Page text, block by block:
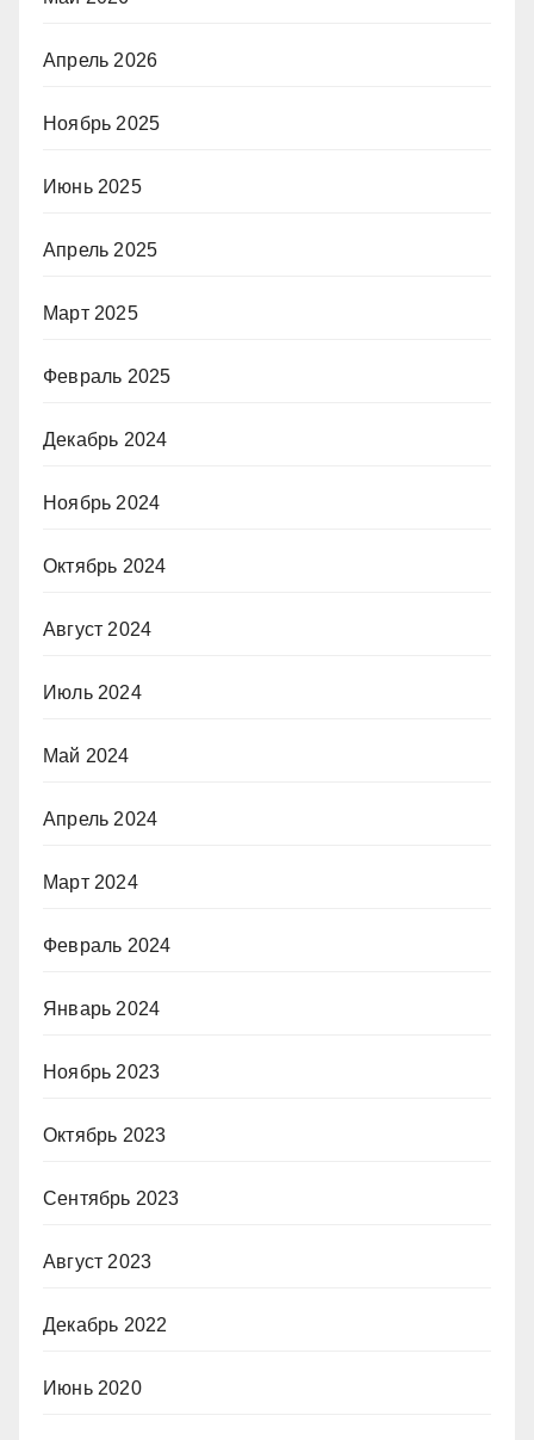
Апрель 2026
Ноябрь 2025
Июнь 2025
Апрель 2025
Март 2025
Февраль 2025
Декабрь 2024
Ноябрь 2024
Октябрь 2024
Август 2024
Июль 2024
Май 2024
Апрель 2024
Март 2024
Февраль 2024
Январь 2024
Ноябрь 2023
Октябрь 2023
Сентябрь 2023
Август 2023
Декабрь 2022
Июнь 2020